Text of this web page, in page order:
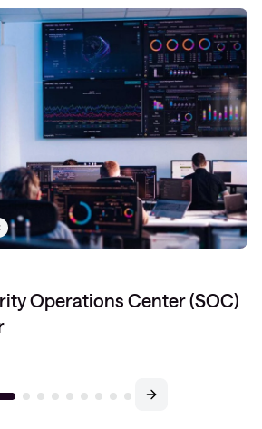
Operations Center (SOC)